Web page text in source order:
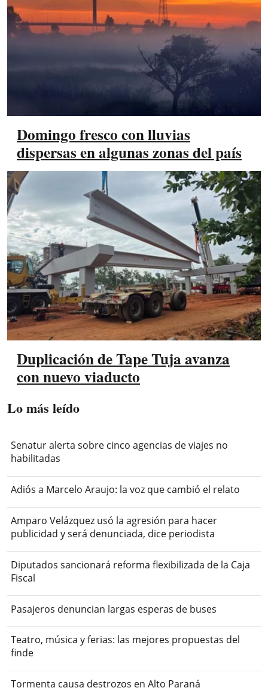
Domingo fresco con lluvias
dispersas en algunas zonas del país
Duplicación de Tape Tuja avanza
con nuevo viaducto
Lo más leído
Senatur alerta sobre cinco agencias de viajes no
habilitadas
Adiós a Marcelo Araujo: la voz que cambió el relato
Amparo Velázquez usó la agresión para hacer
publicidad y será denunciada, dice periodista
Diputados sancionará reforma flexibilizada de la Caja
Fiscal
Pasajeros denuncian largas esperas de buses
Teatro, música y ferias: las mejores propuestas del
finde
Tormenta causa destrozos en Alto Paraná